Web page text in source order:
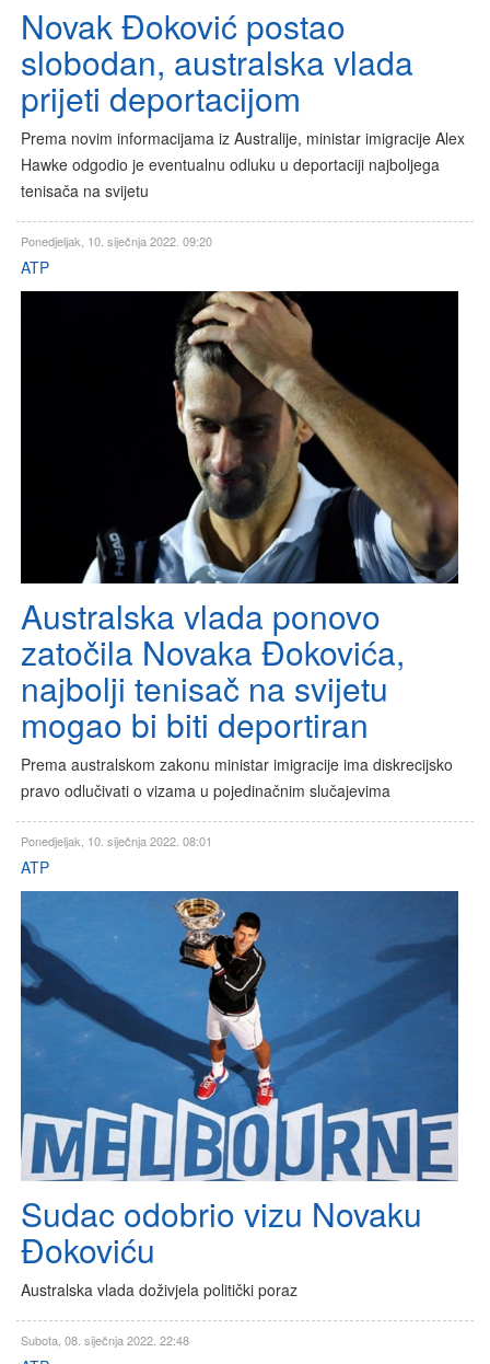
Novak Đoković postao
slobodan, australska vlada
prijeti deportacijom
Prema novim informacijama iz Australije, ministar imigracije Alex
Hawke odgodio je eventualnu odluku u deportaciji najboljega
tenisača na svijetu
Ponedjeljak, 10. siječnja 2022. 09:20
ATP
Australska vlada ponovo
zatočila Novaka Đokovića,
najbolji tenisač na svijetu
mogao bi biti deportiran
Prema australskom zakonu ministar imigracije ima diskrecijsko
pravo odlučivati o vizama u pojedinačnim slučajevima
Ponedjeljak, 10. siječnja 2022. 08:01
ATP
Sudac odobrio vizu Novaku
Đokoviću
Australska vlada doživjela politički poraz
Subota, 08. siječnja 2022. 22:48